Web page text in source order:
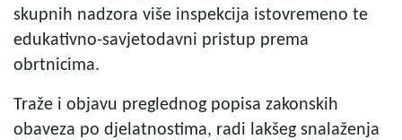
skupnih nadzora više inspekcija istovremeno te
edukativno-savjetodavni pristup prema
obrtnicima.
Traže i objavu preglednog popisa zakonskih
obaveza po djelatnostima, radi lakšeg snalaženja